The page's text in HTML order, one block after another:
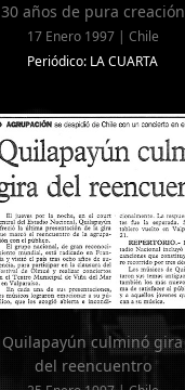
30 años de pura creación
17 Enero 1997 | Chile
Periódico: LA CUARTA
Quilapayún culminó gira
del reencuentro